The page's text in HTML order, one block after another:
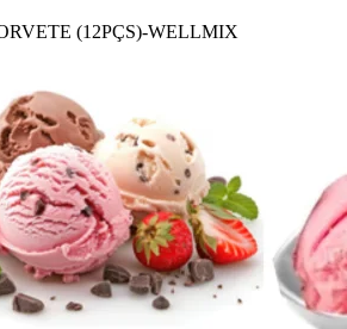
(12PÇS)-WELLMIX